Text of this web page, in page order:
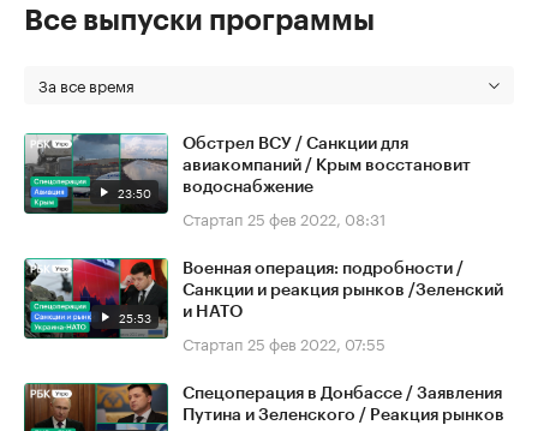
Все выпуски программы
За все время
23:50
Обстрел ВСУ / Санкции для
авиакомпаний / Крым восстановит
водоснабжение
Стартап 25 фев 2022, 08:31
25:53
Военная операция: подробности /
Санкции и реакция рынков /Зеленский
и НАТО
Стартап 25 фев 2022, 07:55
Спецоперация в Донбассе / Заявления
Путина и Зеленского / Реакция рынков